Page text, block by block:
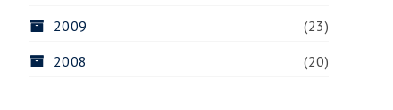
2009
(23)
2008
(20)